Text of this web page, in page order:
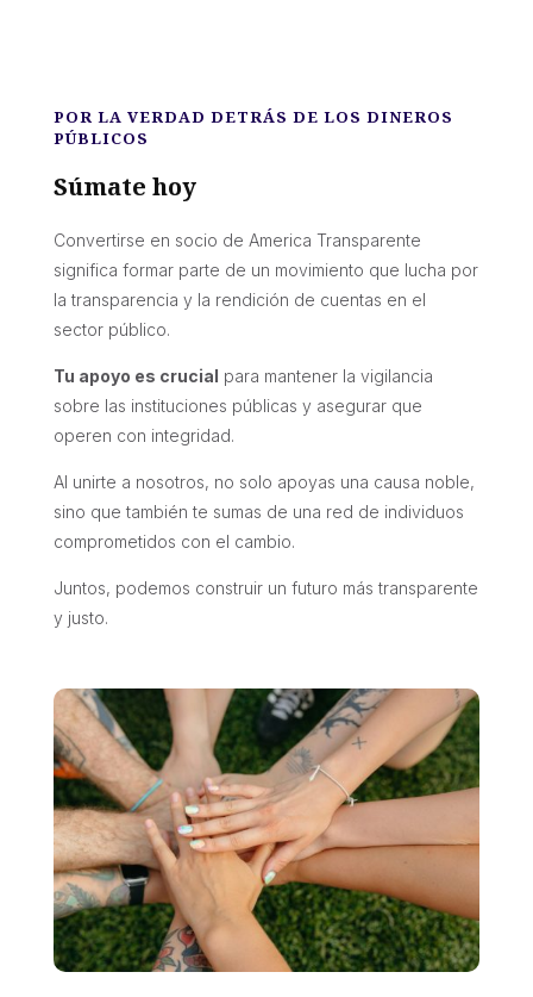
POR LA VERDAD DETRÁS DE LOS DINEROS
PÚBLICOS
Súmate hoy
Convertirse en socio de America Transparente
significa formar parte de un movimiento que lucha por
la transparencia y la rendición de cuentas en el
sector público.
Tu apoyo es crucial para mantener la vigilancia
sobre las instituciones públicas y asegurar que
operen con integridad.
Al unirte a nosotros, no solo apoyas una causa noble,
sino que también te sumas de una red de individuos
comprometidos con el cambio.
Juntos, podemos construir un futuro más transparente
y justo.